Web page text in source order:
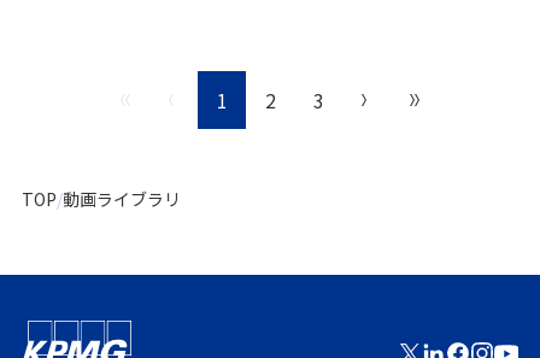
1 2 3
TOP 動画ライブラリ